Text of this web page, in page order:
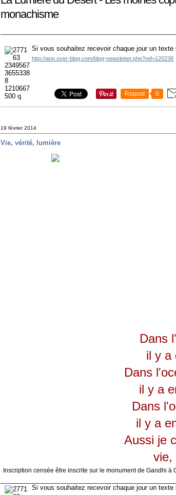
monachisme
Si vous souhaitez recevoir chaque jour un
http://ann.over-blog.com/blog-newsletter.php?ref=120238
Repost 0
19 février 2014
Vie, vérité, lumière
Dans
il y a
Dans
il y a
Dans
il y a
Aussi je
vie,
Inscription censée être inscrite sur le monument de Gandhi à
Si vous souhaitez recevoir chaque jour un